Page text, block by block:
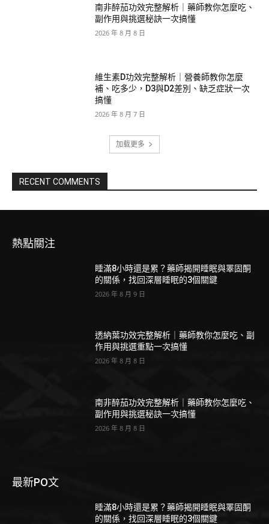
南非醉茄功效完整解析｜藥師教你怎麼吃、
副作用與挑選秘訣一次搞懂
2026 年 8 月 8 日
維生素D功效完整解析｜營養師教你怎麼
補、吃多少，D3與D2差別、缺乏症狀一次
搞懂
2026 年 8 月 7 日
加载更多
RECENT COMMENTS
熱點關注
睡滿8小時還是累？藥師揭開睡眠與睪固酮
的關係，找回深層睡眠的3個關鍵
2026 年 8 月 9 日
透納葉功效完整解析｜藥師教你怎麼吃、副
作用與挑選重點一次搞懂
2026 年 8 月 8 日
南非醉茄功效完整解析｜藥師教你怎麼吃、
副作用與挑選秘訣一次搞懂
2026 年 8 月 8 日
最新PO文
睡滿8小時還是累？藥師揭開睡眠與睪固酮
的關係，找回深層睡眠的3個關鍵